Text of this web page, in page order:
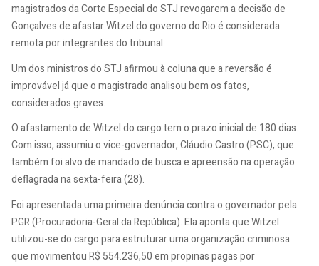
magistrados da Corte Especial do STJ revogarem a decisão de
Gonçalves de afastar Witzel do governo do Rio é considerada
remota por integrantes do tribunal.
Um dos ministros do STJ afirmou à coluna que a reversão é
improvável já que o magistrado analisou bem os fatos,
considerados graves.
O afastamento de Witzel do cargo tem o prazo inicial de 180 dias.
Com isso, assumiu o vice-governador, Cláudio Castro (PSC), que
também foi alvo de mandado de busca e apreensão na operação
deflagrada na sexta-feira (28).
Foi apresentada uma primeira denúncia contra o governador pela
PGR (Procuradoria-Geral da República). Ela aponta que Witzel
utilizou-se do cargo para estruturar uma organização criminosa
que movimentou R$ 554.236,50 em propinas pagas por